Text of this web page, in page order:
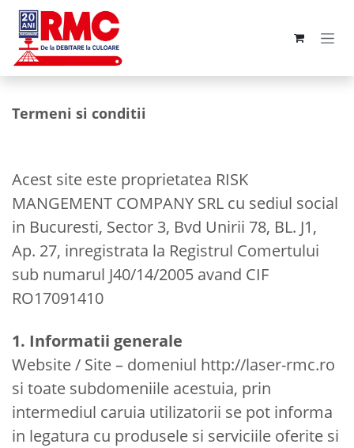
Sari la conținut
Termeni si conditii
Acest site este proprietatea RISK
MANGEMENT COMPANY SRL cu sediul social
in Bucuresti, Sector 3, Bvd Unirii 78, BL. J1,
Ap. 27, inregistrata la Registrul Comertului
sub numarul J40/14/2005 avand CIF
RO17091410
1. Informatii generale
Website / Site – domeniul http://laser-rmc.ro
si toate subdomeniile acestuia, prin
intermediul caruia utilizatorii se pot informa
in legatura cu produsele si serviciile oferite si